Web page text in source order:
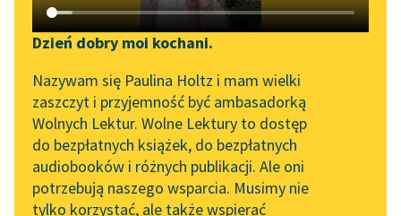
Katalog DAISY
Podkasty o książkach
Zgłoś brak utworu
Aktualności
„Prokurator Alicja Horn”
do słuchania
Byliśmy częścią AI Impact
Lab
Narzędzia
Mapa Wolnych Lektur
Leśmianator
Przewodnik dla piszących i
czytających
Dzień dobry moi kochani.
Nazywam się Paulina Holtz i mam wielki
zaszczyt i przyjemność być ambasadorką
Wolnych Lektur. Wolne Lektury to dostęp
do bezpłatnych książek, do bezpłatnych
audiobooków i różnych publikacji. Ale oni
potrzebują naszego wsparcia. Musimy nie
tylko korzystać, ale także wspierać
Cyprian Kamil Norwid
wielki artysta raczył mi
pokazać ostatni obraz
swój, właśnie że
skończony. Była to
rzecz wielkości...